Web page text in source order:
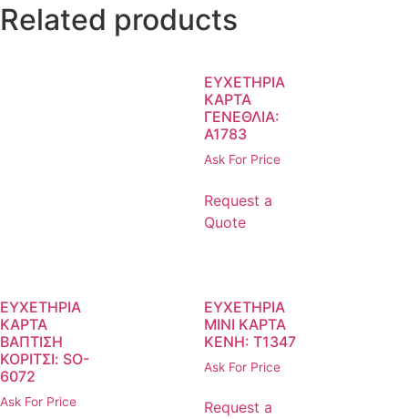
Related products
ΕΥΧΕΤΗΡΙΑ
ΚΑΡΤΑ
ΓΕΝΕΘΛΙΑ:
A1783
Ask For Price
Request a
Quote
ΕΥΧΕΤΗΡΙΑ
ΚΑΡΤΑ
ΒΑΠΤΙΣΗ
ΚΟΡΙΤΣΙ: SO-
6072
Ask For Price
ΕΥΧΕΤΗΡΙΑ
ΜΙΝΙ ΚΑΡΤΑ
ΚΕΝΗ: T1347
Ask For Price
Request a